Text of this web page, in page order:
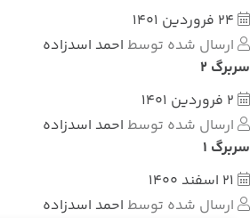
24 فروردین 1401
ارسال شده توسط احمد اسدزاده
سربرگ 2
2 فروردین 1401
ارسال شده توسط احمد اسدزاده
سربرگ 1
21 اسفند 1400
ارسال شده توسط احمد اسدزاده